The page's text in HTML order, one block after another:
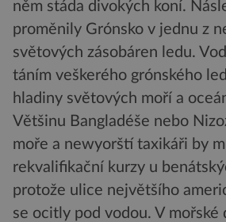
něm stáda divokých koní.
proměnily Grónsko v jednu z
světových zásobáren ledu.
táním veškerého grónského
hladiny světových moří a
Většinu Bangladéše nebo
moře a newyorští taxikáři by
rekvalifikační kurzy u
protože ulice největšího
se ocitly pod vodou. V mořské